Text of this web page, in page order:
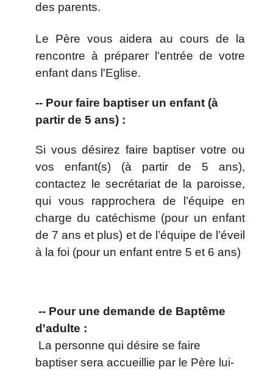
des parents.
Le Père vous aidera au cours de la
rencontre à préparer l'entrée de votre
enfant dans l'Eglise.
-- Pour faire baptiser un enfant (à
partir de 5 ans) :
Si vous désirez faire baptiser votre ou
vos enfant(s)(à partir de 5 ans),
contactez le secrétariat de la paroisse,
qui vous rapprochera de l’équipe en
charge du catéchisme (pour un enfant
de 7 ans et plus) et de l’équipe de l’éveil
à la foi (pour un enfant entre 5 et 6 ans)
-- Pour une demande de Baptême
d'adulte :
La personne qui désire se faire
baptiser sera accueillie par le Père lui-